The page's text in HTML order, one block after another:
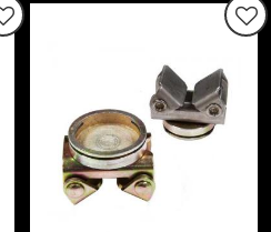
Lägg till i favoriter